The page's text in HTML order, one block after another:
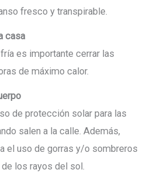
fresco y transpirable.
casa
es importante cerrar las
de máximo calor.
de protección solar para las
salen a la calle. Además,
el uso de gorras y/o sombreros
los rayos del sol.